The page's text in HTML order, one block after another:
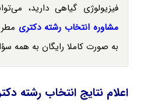
فیزیولوژی گیاهی دارید،
مشاوره انتخاب رشته دکتری
به صورت کاملا رایگان به همه
اعلام نتایج انتخاب رشته